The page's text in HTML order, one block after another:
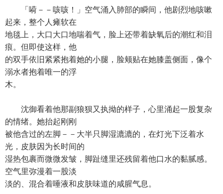
「嗬－－咳咳！」空气涌入肺部的瞬间，他剧烈地咳嗽
起来，整个人瘫软在
地毯上，大口大口地喘着气，脸上还带着缺氧后的潮红和泪
痕。但即使这样，他
的双手依旧紧紧抱着她的小腿，脸颊贴在她膝盖侧面，像个
溺水者抱着唯一的浮
木。
沈御看着他那副狼狈又执拗的样子，心里涌起一股复杂
的情绪。她抬起刚刚
被他含过的左脚－－大半只脚湿漉漉的，在灯光下泛着水
光，皮肤因为长时间的
湿热包裹而微微发皱，脚趾缝里还残留着他口水的黏腻感。
空气里弥漫着一股淡
淡的、混合着唾液和皮肤味道的咸腥气息。